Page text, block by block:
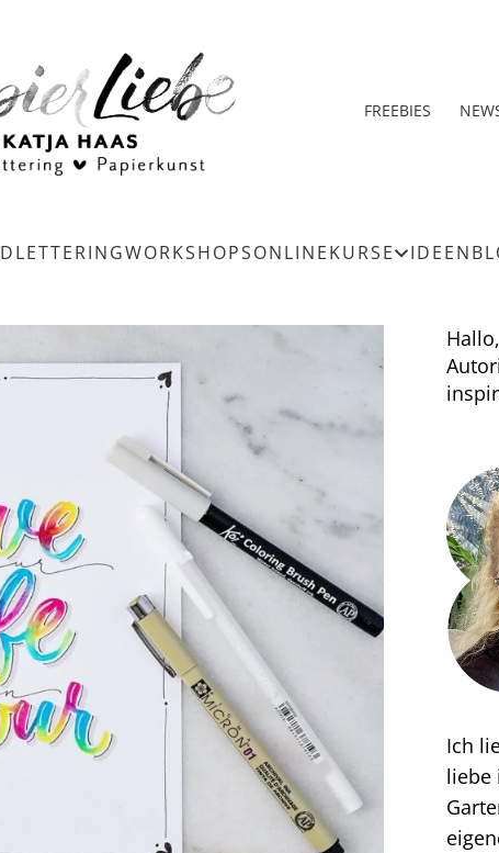
FREEBIES
WORKSHOPSONLINEKURSE IDEEN
Ich
liebe